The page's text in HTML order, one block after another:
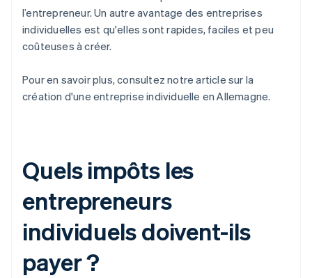
l’entrepreneur. Un autre avantage des entreprises
individuelles est qu'elles sont rapides, faciles et peu
coûteuses à créer.
Pour en savoir plus, consultez notre article sur la
création d'une entreprise individuelle en Allemagne.
Quels impôts les
entrepreneurs
individuels doivent-ils
payer ?